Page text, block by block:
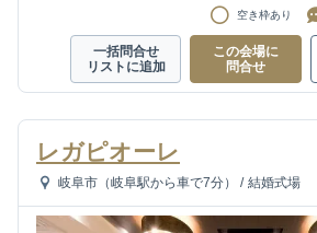
空き枠あり
一括問合せ
リストに追加
この会場に
問合せ
レガピオーレ
岐阜市（岐阜駅から車で7分） / 結婚式場